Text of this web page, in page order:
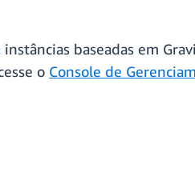
baseadas em
o Console de